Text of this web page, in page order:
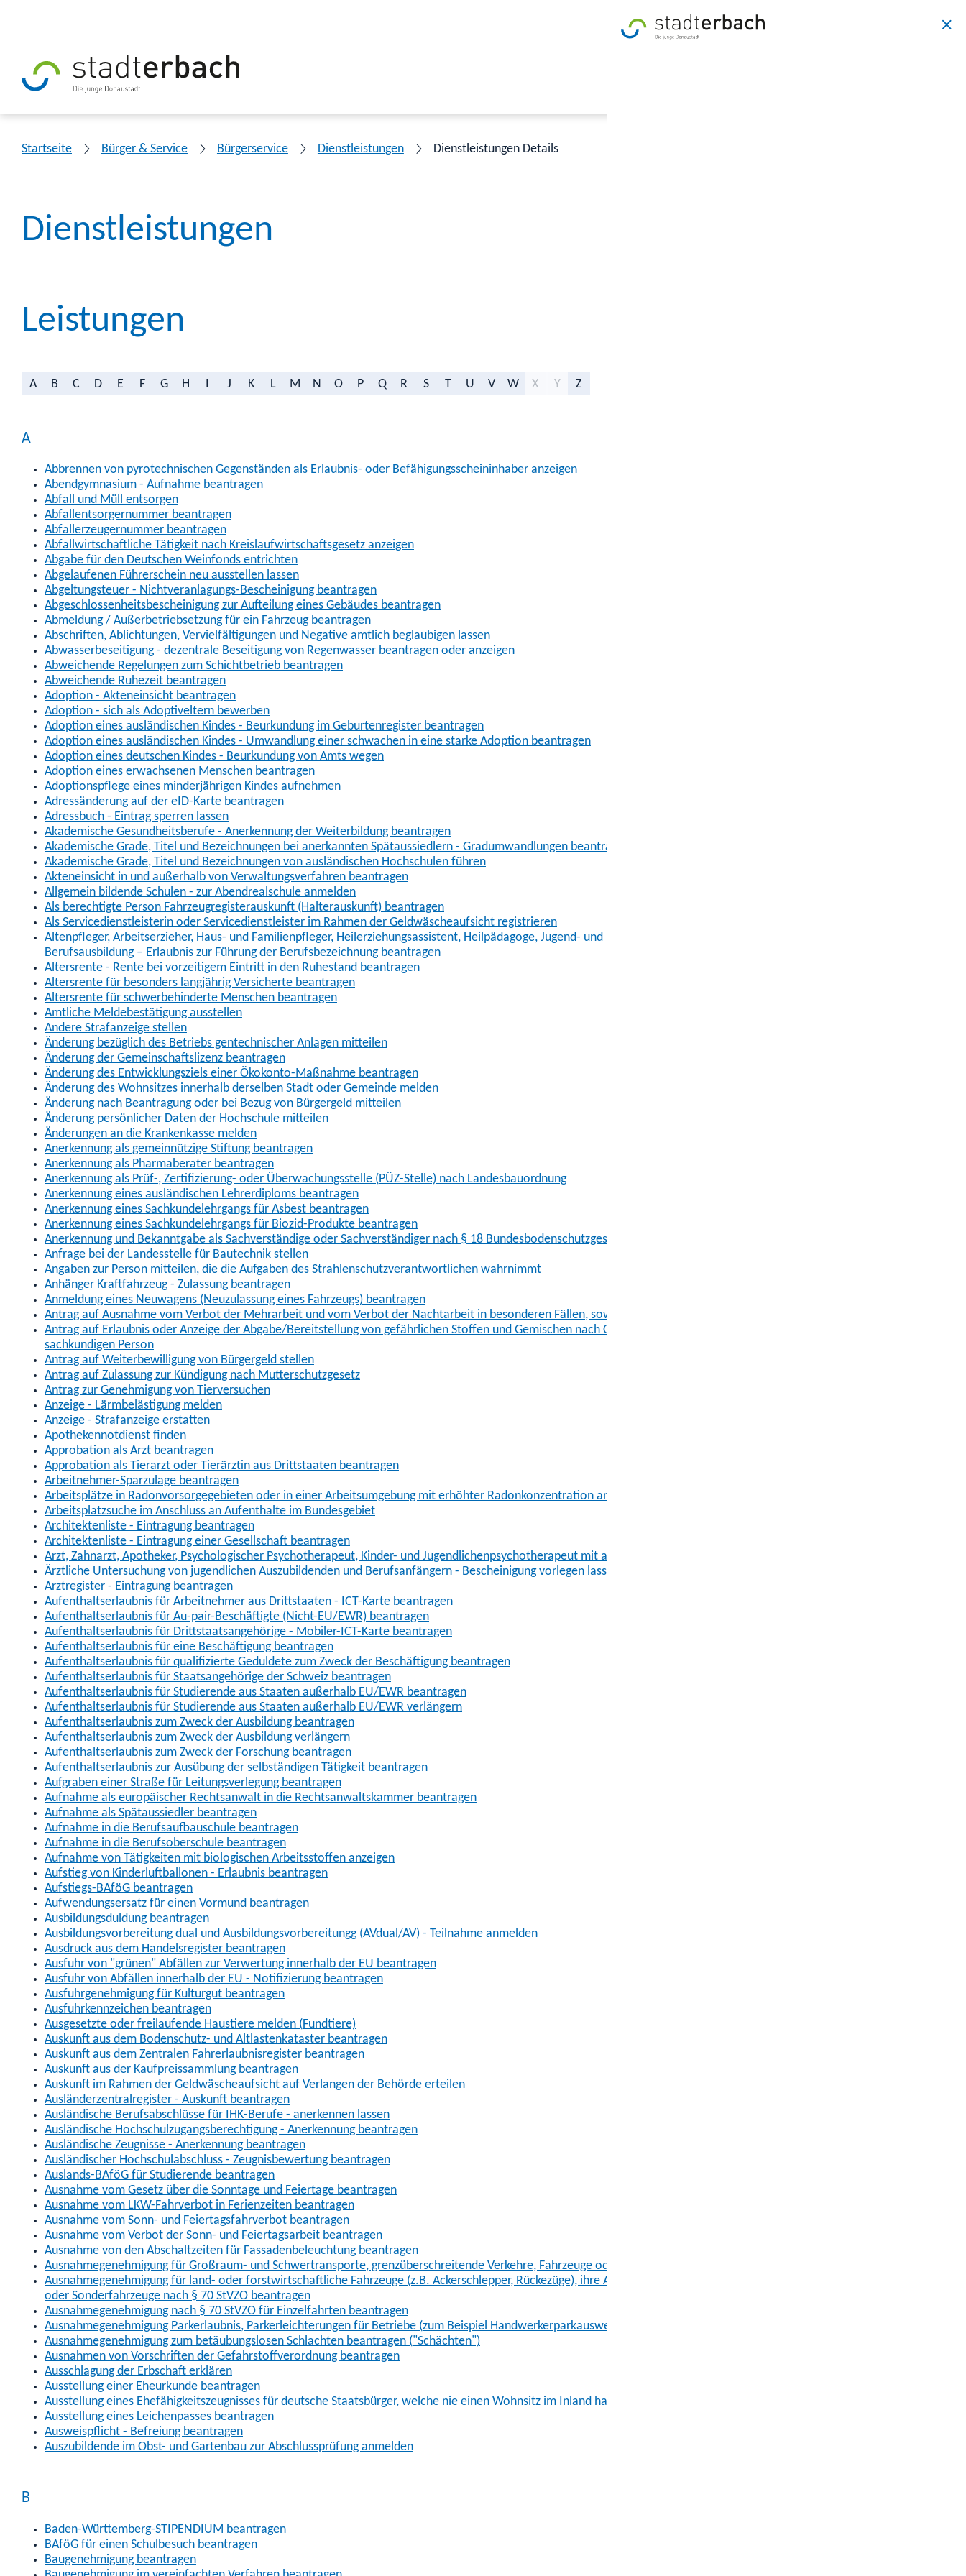
Startseite Bürger & Service Bürgerservice Dienstleistungen Dienstleistungen Details
Dienstleistungen
Leistungen
A B C D E F G H J K L M N O P Q R S T U V W X Y Z
A
Abbrennen von pyrotechnischen Gegenständen als Erlaubnis- oder Befähigungsscheininhaber anzeigen
Abendgymnasium - Aufnahme beantragen
Abfall und Müll entsorgen
Abfallentsorgernummer beantragen
Abfallerzeugernummer beantragen
Abfallwirtschaftliche Tätigkeit nach Kreislaufwirtschaftsgesetz anzeigen
Abgabe für den Deutschen Weinfonds entrichten
Abgelaufenen Führerschein neu ausstellen lassen
Abgeltungsteuer - Nichtveranlagungs-Bescheinigung beantragen
Abgeschlossenheitsbescheinigung zur Aufteilung eines Gebäudes beantragen
Abmeldung / Außerbetriebsetzung für ein Fahrzeug beantragen
Abschriften, Ablichtungen, Vervielfältigungen und Negative amtlich beglaubigen lassen
Abwasserbeseitigung - dezentrale Beseitigung von Regenwasser beantragen oder anzeigen
Abweichende Regelungen zum Schichtbetrieb beantragen
Abweichende Ruhezeit beantragen
Adoption - Akteneinsicht beantragen
Adoption - sich als Adoptiveltern bewerben
Adoption eines ausländischen Kindes - Beurkundung im Geburtenregister beantragen
Adoption eines ausländischen Kindes - Umwandlung einer schwachen in eine starke Adoption beantragen
Adoption eines deutschen Kindes - Beurkundung von Amts wegen
Adoption eines erwachsenen Menschen beantragen
Adoptionspflege eines minderjährigen Kindes aufnehmen
Adressänderung auf der eID-Karte beantragen
Adressbuch - Eintrag sperren lassen
Akademische Gesundheitsberufe - Anerkennung der Weiterbildung beantragen
Akademische Grade, Titel und Bezeichnungen bei anerkannten Spätaussiedlern - Gradumwandlungen beantragen
Akademische Grade, Titel und Bezeichnungen von ausländischen Hochschulen führen
Akteneinsicht in und außerhalb von Verwaltungsverfahren beantragen
Allgemein bildende Schulen - zur Abendrealschule anmelden
Als berechtigte Person Fahrzeugregisterauskunft (Halterauskunft) beantragen
Als Servicedienstleisterin oder Servicedienstleister im Rahmen der Geldwäscheaufsicht registrieren
Altenpfleger, Arbeitserzieher, Haus- und Familienpfleger, Heilerziehungsassistent, Heilpädagoge, Jugend- und Heimerzieher, Sozialarbeiter, Sozialpädagoge mit ausländischer
Berufsausbildung – Erlaubnis zur Führung der Berufsbezeichnung beantragen
Altersrente - Rente bei vorzeitigem Eintritt in den Ruhestand beantragen
Altersrente für besonders langjährig Versicherte beantragen
Altersrente für schwerbehinderte Menschen beantragen
Amtliche Meldebestätigung ausstellen
Andere Strafanzeige stellen
Änderung bezüglich des Betriebs gentechnischer Anlagen mitteilen
Änderung der Gemeinschaftslizenz beantragen
Änderung des Entwicklungsziels einer Ökokonto-Maßnahme beantragen
Änderung des Wohnsitzes innerhalb derselben Stadt oder Gemeinde melden
Änderung nach Beantragung oder bei Bezug von Bürgergeld mitteilen
Änderung persönlicher Daten der Hochschule mitteilen
Änderungen an die Krankenkasse melden
Anerkennung als gemeinnützige Stiftung beantragen
Anerkennung als Pharmaberater beantragen
Anerkennung als Prüf-, Zertifizierung- oder Überwachungsstelle (PÜZ-Stelle) nach Landesbauordnung
Anerkennung eines ausländischen Lehrerdiploms beantragen
Anerkennung eines Sachkundelehrgangs für Asbest beantragen
Anerkennung eines Sachkundelehrgangs für Biozid-Produkte beantragen
Anerkennung und Bekanntgabe als Sachverständige oder Sachverständiger nach § 18 Bundesbodenschutzgesetz
Anfrage bei der Landesstelle für Bautechnik stellen
Angaben zur Person mitteilen, die die Aufgaben des Strahlenschutzverantwortlichen wahrnimmt
Anhänger Kraftfahrzeug - Zulassung beantragen
Anmeldung eines Neuwagens (Neuzulassung eines Fahrzeugs) beantragen
Antrag auf Ausnahme vom Verbot der Mehrarbeit und vom Verbot der Nachtarbeit in besonderen Fällen, sowie der Art der Arbeit und dem Arbeitstempo
Antrag auf Erlaubnis oder Anzeige der Abgabe/Bereitstellung von gefährlichen Stoffen und Gemischen nach ChemVerbotsV sowie Änderungsanzeigen bei Wechsel der
sachkundigen Person
Antrag auf Weiterbewilligung von Bürgergeld stellen
Antrag auf Zulassung zur Kündigung nach Mutterschutzgesetz
Antrag zur Genehmigung von Tierversuchen
Anzeige - Lärmbelästigung melden
Anzeige - Strafanzeige erstatten
Apothekennotdienst finden
Approbation als Arzt beantragen
Approbation als Tierarzt oder Tierärztin aus Drittstaaten beantragen
Arbeitnehmer-Sparzulage beantragen
Arbeitsplätze in Radonvorsorgegebieten oder in einer Arbeitsumgebung mit erhöhter Radonkonzentration anmelden
Arbeitsplatzsuche im Anschluss an Aufenthalte im Bundesgebiet
Architektenliste - Eintragung beantragen
Architektenliste - Eintragung einer Gesellschaft beantragen
Arzt, Zahnarzt, Apotheker, Psychologischer Psychotherapeut, Kinder- und Jugendlichenpsychotherapeut mit ausländischer Berufsausbildung – Approbation beantragen
Ärztliche Untersuchung von jugendlichen Auszubildenden und Berufsanfängern - Bescheinigung vorlegen lassen
Arztregister - Eintragung beantragen
Aufenthaltserlaubnis für Arbeitnehmer aus Drittstaaten - ICT-Karte beantragen
Aufenthaltserlaubnis für Au-pair-Beschäftigte (Nicht-EU/EWR) beantragen
Aufenthaltserlaubnis für Drittstaatsangehörige - Mobiler-ICT-Karte beantragen
Aufenthaltserlaubnis für eine Beschäftigung beantragen
Aufenthaltserlaubnis für qualifizierte Geduldete zum Zweck der Beschäftigung beantragen
Aufenthaltserlaubnis für Staatsangehörige der Schweiz beantragen
Aufenthaltserlaubnis für Studierende aus Staaten außerhalb EU/EWR beantragen
Aufenthaltserlaubnis für Studierende aus Staaten außerhalb EU/EWR verlängern
Aufenthaltserlaubnis zum Zweck der Ausbildung beantragen
Aufenthaltserlaubnis zum Zweck der Ausbildung verlängern
Aufenthaltserlaubnis zum Zweck der Forschung beantragen
Aufenthaltserlaubnis zur Ausübung der selbständigen Tätigkeit beantragen
Aufgraben einer Straße für Leitungsverlegung beantragen
Aufnahme als europäischer Rechtsanwalt in die Rechtsanwaltskammer beantragen
Aufnahme als Spätaussiedler beantragen
Aufnahme in die Berufsaufbauschule beantragen
Aufnahme in die Berufsoberschule beantragen
Aufnahme von Tätigkeiten mit biologischen Arbeitsstoffen anzeigen
Aufstieg von Kinderluftballonen - Erlaubnis beantragen
Aufstiegs-BAföG beantragen
Aufwendungsersatz für einen Vormund beantragen
Ausbildungsduldung beantragen
Ausbildungsvorbereitung dual und Ausbildungsvorbereitungg (AVdual/AV) - Teilnahme anmelden
Ausdruck aus dem Handelsregister beantragen
Ausfuhr von "grünen" Abfällen zur Verwertung innerhalb der EU beantragen
Ausfuhr von Abfällen innerhalb der EU - Notifizierung beantragen
Ausfuhrgenehmigung für Kulturgut beantragen
Ausfuhrkennzeichen beantragen
Ausgesetzte oder freilaufende Haustiere melden (Fundtiere)
Auskunft aus dem Bodenschutz- und Altlastenkataster beantragen
Auskunft aus dem Zentralen Fahrerlaubnisregister beantragen
Auskunft aus der Kaufpreissammlung beantragen
Auskunft im Rahmen der Geldwäscheaufsicht auf Verlangen der Behörde erteilen
Ausländerzentralregister - Auskunft beantragen
Ausländische Berufsabschlüsse für IHK-Berufe - anerkennen lassen
Ausländische Hochschulzugangsberechtigung - Anerkennung beantragen
Ausländische Zeugnisse - Anerkennung beantragen
Ausländischer Hochschulabschluss - Zeugnisbewertung beantragen
Auslands-BAföG für Studierende beantragen
Ausnahme vom Gesetz über die Sonntage und Feiertage beantragen
Ausnahme vom LKW-Fahrverbot in Ferienzeiten beantragen
Ausnahme vom Sonn- und Feiertagsfahrverbot beantragen
Ausnahme vom Verbot der Sonn- und Feiertagsarbeit beantragen
Ausnahme von den Abschaltzeiten für Fassadenbeleuchtung beantragen
Ausnahmegenehmigung für Großraum- und Schwertransporte, grenzüberschreitende Verkehre, Fahrzeuge oder Fahrzeugkombinationen nach § 70 StVZO beantragen
Ausnahmegenehmigung für land- oder forstwirtschaftliche Fahrzeuge (z.B. Ackerschlepper, Rückezüge), ihre Anhänger, Arbeitsmaschinen (z.B. Gabelstapler, Mähdrescher)
oder Sonderfahrzeuge nach § 70 StVZO beantragen
Ausnahmegenehmigung nach § 70 StVZO für Einzelfahrten beantragen
Ausnahmegenehmigung Parkerlaubnis, Parkerleichterungen für Betriebe (zum Beispiel Handwerkerparkausweis)
Ausnahmegenehmigung zum betäubungslosen Schlachten beantragen ("Schächten")
Ausnahmen von Vorschriften der Gefahrstoffverordnung beantragen
Ausschlagung der Erbschaft erklären
Ausstellung einer Eheurkunde beantragen
Ausstellung eines Ehefähigkeitszeugnisses für deutsche Staatsbürger, welche nie einen Wohnsitz im Inland hatten
Ausstellung eines Leichenpasses beantragen
Ausweispflicht - Befreiung beantragen
Auszubildende im Obst- und Gartenbau zur Abschlussprüfung anmelden
B
Baden-Württemberg-STIPENDIUM beantragen
BAföG für einen Schulbesuch beantragen
Baugenehmigung beantragen